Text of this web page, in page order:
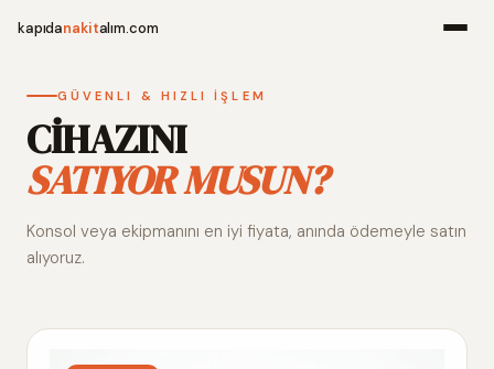
kapıdanakitalım.com
Alım
GÜVENLI & HIZLI İŞLEM
CİHAZINI
SATIYOR MUSUN?
Konsol veya ekipmanını en iyi fiyata, anında ödemeyle satın
alıyoruz.